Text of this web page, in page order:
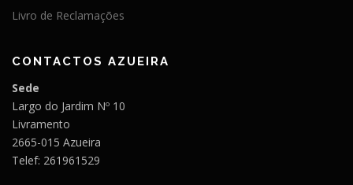
Livro de Reclamações
CONTACTOS AZUEIRA
Sede
Largo do Jardim Nº 10
Livramento
2665-015 Azueira
Telef: 261961529